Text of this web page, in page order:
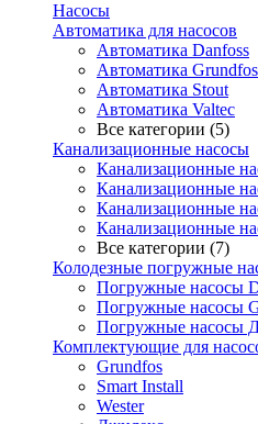
Насосы
Автоматика для насосов
Автоматика Danfoss
Автоматика Grundfos
Автоматика Stout
Автоматика Valtec
Все категории (5)
Канализационные насосы
Канализационные
Канализационные
Канализационные
Канализационные
Все категории (7)
Колодезные погружные
Погружные насосы
Погружные насосы
Погружные насосы
Комплектующие для
Grundfos
Smart Install
Wester